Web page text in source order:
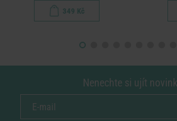
349 Kč
Nenechte si ujít